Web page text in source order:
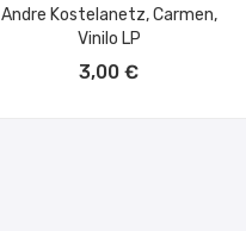
Andre Kostelanetz, Carmen,
Vinilo LP
3,00 €